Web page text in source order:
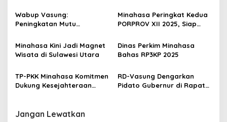
i
o
s
Ketahanan Pangan
Wabup Vasung:
Peningkatan Mutu
Minahasa Peringkat Kedua
PORPROV XII 2025, Siap
Minahasa Kini Jadi Magnet
Wisata di Sulawesi Utara
Dinas Perkim Minahasa
Bahas RP3KP 2025
TP-PKK Minahasa Komitmen
Dukung Kesejahteraan
RD-Vasung Dengarkan
Pidato Gubernur di Rapat
Jangan Lewatkan